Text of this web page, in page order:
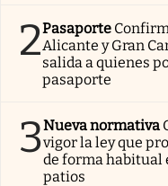
2Pasaporte
Alicante y Gran
salida a quienes
pasaporte
3Nueva normativa
vigor la ley que
de forma habitual
patios